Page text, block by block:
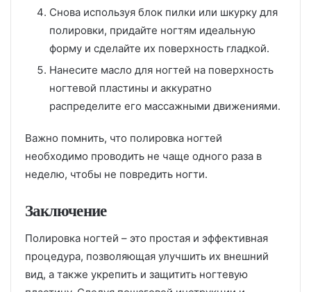
Снова используя блок пилки или шкурку для
полировки, придайте ногтям идеальную
форму и сделайте их поверхность гладкой.
Нанесите масло для ногтей на поверхность
ногтевой пластины и аккуратно
распределите его массажными движениями.
Важно помнить, что полировка ногтей
необходимо проводить не чаще одного раза в
неделю, чтобы не повредить ногти.
Заключение
Полировка ногтей – это простая и эффективная
процедура, позволяющая улучшить их внешний
вид, а также укрепить и защитить ногтевую